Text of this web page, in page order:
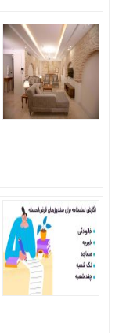
اخبار
اخبار
اخبار
حوادث
اخبار
سیاسی
اخبار